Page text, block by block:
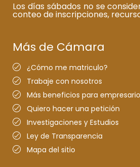
Los días sábados no se
conteo de inscripciones,
Más de Cámara
¿Cómo me matriculo?
Trabaje con nosotros
Más beneficios para
Quiero hacer una petición
Investigaciones y Estudios
Ley de Transparencia
Mapa del sitio